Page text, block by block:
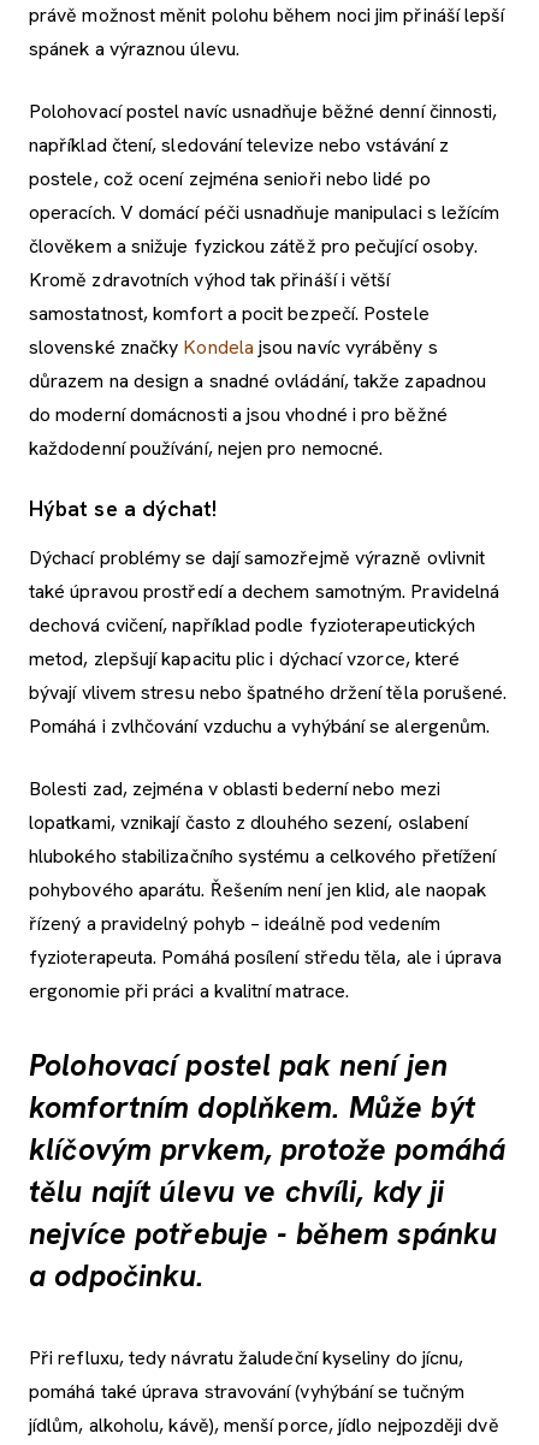
právě možnost měnit polohu během noci jim přináší lepší
spánek a výraznou úlevu.
Polohovací postel navíc usnadňuje běžné denní činnosti,
například čtení, sledování televize nebo vstávání z
postele, což ocení zejména senioři nebo lidé po
operacích. V domácí péči usnadňuje manipulaci s ležícím
člověkem a snižuje fyzickou zátěž pro pečující osoby.
Kromě zdravotních výhod tak přináší i větší
samostatnost, komfort a pocit bezpečí. Postele
slovenské značky Kondela jsou navíc vyráběny s
důrazem na design a snadné ovládání, takže zapadnou
do moderní domácnosti a jsou vhodné i pro běžné
každodenní používání, nejen pro nemocné.
Hýbat se a dýchat!
Dýchací problémy se dají samozřejmě výrazně ovlivnit
také úpravou prostředí a dechem samotným. Pravidelná
dechová cvičení, například podle fyzioterapeutických
metod, zlepšují kapacitu plic i dýchací vzorce, které
bývají vlivem stresu nebo špatného držení těla porušené.
Pomáhá i zvlhčování vzduchu a vyhýbání se alergenům.
Bolesti zad, zejména v oblasti bederní nebo mezi
lopatkami, vznikají často z dlouhého sezení, oslabení
hlubokého stabilizačního systému a celkového přetížení
pohybového aparátu. Řešením není jen klid, ale naopak
řízený a pravidelný pohyb – ideálně pod vedením
fyzioterapeuta. Pomáhá posílení středu těla, ale i úprava
ergonomie při práci a kvalitní matrace.
Polohovací postel pak není jen
komfortním doplňkem. Může být
klíčovým prvkem, protože pomáhá
tělu najít úlevu ve chvíli, kdy ji
nejvíce potřebuje - během spánku
a odpočinku.
Při refluxu, tedy návratu žaludeční kyseliny do jícnu,
pomáhá také úprava stravování (vyhýbání se tučným
jídlům, alkoholu, kávě), menší porce, jídlo nejpozději dvě